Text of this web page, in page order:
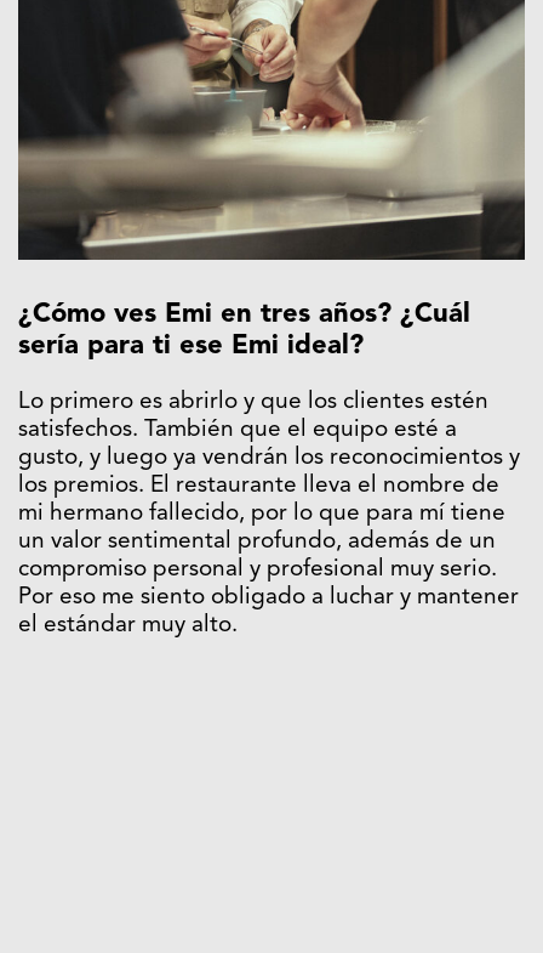
¿Cómo ves Emi en tres años? ¿Cuál
sería para ti ese Emi ideal?
Lo primero es abrirlo y que los clientes estén
satisfechos. También que el equipo esté a
gusto, y luego ya vendrán los reconocimientos y
los premios. El restaurante lleva el nombre de
mi hermano fallecido, por lo que para mí tiene
un valor sentimental profundo, además de un
compromiso personal y profesional muy serio.
Por eso me siento obligado a luchar y mantener
el estándar muy alto.